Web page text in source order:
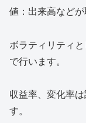
値：出来高などが
ボラティリティ
で行います。
収益率、変化率
す。